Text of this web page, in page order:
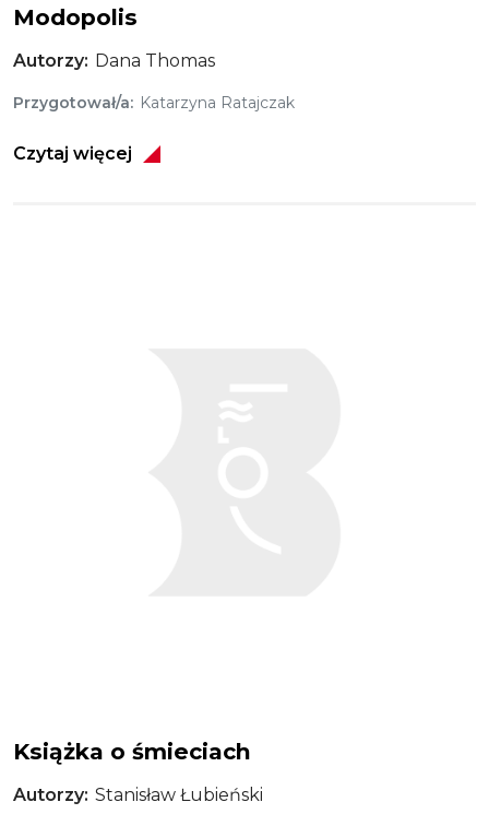
Modopolis
Autorzy Dana Thomas
Przygotował/a Katarzyna Ratajczak
Czytaj więcej
Książka o śmieciach
Autorzy Stanisław Łubieński